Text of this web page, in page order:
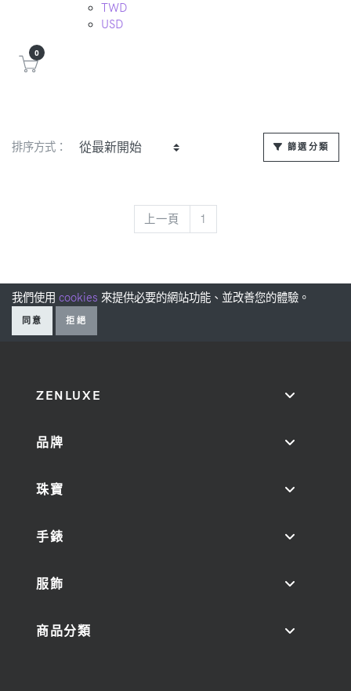
TWD
USD
0
排序方式： 篩選分類
上一頁 上一頁
1
我們使用 cookies 來提供必要的網站功能、並改善您的體驗。
同意 拒絕
ZENLUXE
品牌
珠寶
手錶
服飾
商品分類